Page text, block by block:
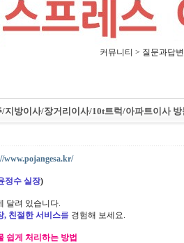
커뮤니티 > 질문과답변
방이사/장거리이사/10t트럭/아파트이사
www.pojangesa.kr/
정수 실장)
달려 있습니다.
, 친절한 서비스를 경험해 보세요.
쉽게 처리하는 방법